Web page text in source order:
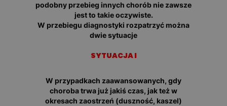
podobny przebieg innych chorób nie zawsze
jest to takie oczywiste.
W przebiegu diagnostyki rozpatrzyć można
dwie sytuacje
SYTUACJA I
W przypadkach zaawansowanych, gdy
choroba trwa już jakiś czas, jak też w
okresach zaostrzeń (duszność, kaszel)